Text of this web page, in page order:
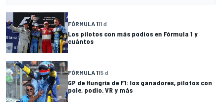
FÓRMULA 111 d
Los pilotos con más podios en Fórmula 1 y
cuántos
FÓRMULA 115 d
GP de Hungría de F1: los ganadores, pilotos con
pole, podio, VR y más